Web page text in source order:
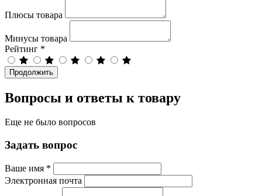
Плюсы товара
Минусы товара
Рейтинг *
Продолжить
Вопросы и ответы к товару
Еще не было вопросов
Задать вопрос
Ваше имя *
Электронная почта